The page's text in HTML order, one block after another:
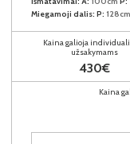
Miegamoji dalis: P: 128cm
Kaina galioja
užsakymams
430€
Kaina